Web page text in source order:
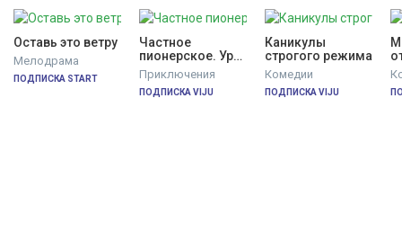
Оставь это ветру
Мелодрама
ПОДПИСКА START
Частное
пионерское. Ура,
каникулы!!!
Приключения
ПОДПИСКА VIJU
Каникулы
строгого режима
Комедии
ПОДПИСКА VIJU